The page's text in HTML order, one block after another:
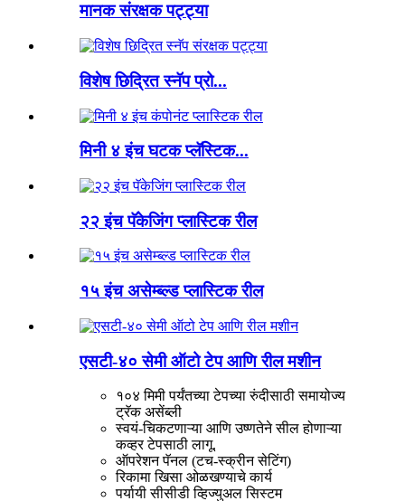
मानक संरक्षक पट्ट्या
विशेष छिद्रित स्नॅप प्रो...
मिनी ४ इंच घटक प्लॅस्टिक...
२२ इंच पॅकेजिंग प्लास्टिक रील
१५ इंच असेम्ब्ल्ड प्लास्टिक रील
एसटी-४० सेमी ऑटो टेप आणि रील मशीन
१०४ मिमी पर्यंतच्या टेपच्या रुंदीसाठी समायोज्य
ट्रॅक असेंब्ली
स्वयं-चिकटणाऱ्या आणि उष्णतेने सील होणाऱ्या
कव्हर टेपसाठी लागू.
ऑपरेशन पॅनल (टच-स्क्रीन सेटिंग)
रिकामा खिसा ओळखण्याचे कार्य
पर्यायी सीसीडी व्हिज्युअल सिस्टम